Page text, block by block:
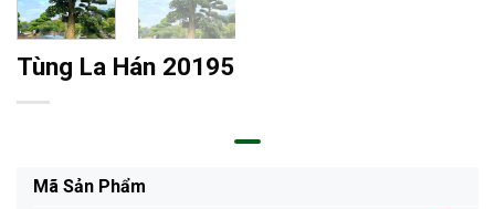
Tùng La Hán 20195
Mã Sản Phẩm